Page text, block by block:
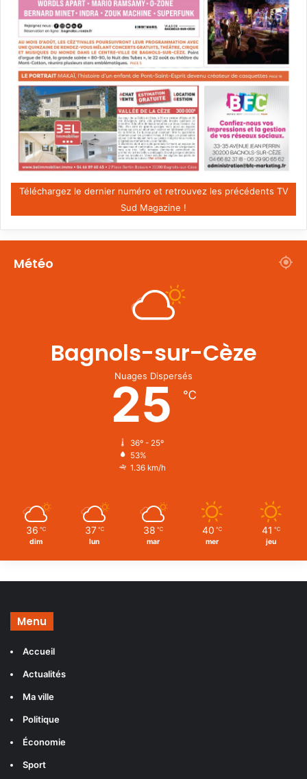
Téléchargez le dernier numéro et retrouvez les précédents TV
Sud Magazine !
Météo
Bagnols-sur-Cèze
Nuages Dispersés
25 ℃
36º - 25º
53%
1.36 km/h
36 ℃
dim
37 ℃
lun
38 ℃
mar
40 ℃
mer
41 ℃
jeu
Menu
Accueil
Actualités
Ma ville
Politique
Économie
Sport